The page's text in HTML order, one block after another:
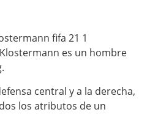
es un hombre
central y a la derecha,
los atributos de un